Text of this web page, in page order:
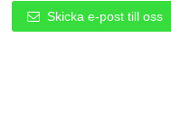
Skicka e-post till oss